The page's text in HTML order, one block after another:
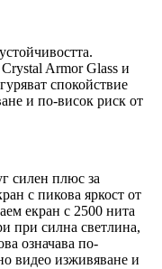
Armor Glass и
спокойствие
и по-висок риск от
силен плюс за
с пикова яркост от
екран с 2500 нита
при силна светлина,
означава по-
видео изживяване и